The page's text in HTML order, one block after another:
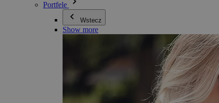
Portfele
Wstecz
Show more